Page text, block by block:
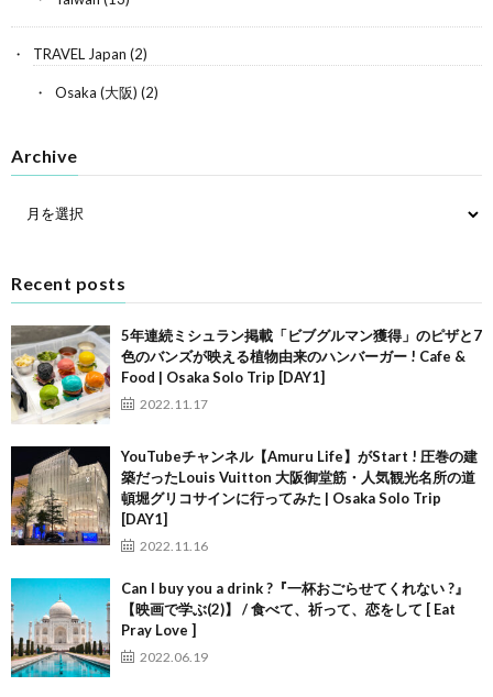
TRAVEL Japan (2)
Osaka (大阪) (2)
Archive
Recent posts
5年連続ミシュラン掲載「ビブグルマン獲得」のピザと7
色のバンズが映える植物由来のハンバーガー ! Cafe &
Food | Osaka Solo Trip [DAY1]
2022.11.17
YouTubeチャンネル【Amuru Life】がStart ! 圧巻の建
築だったLouis Vuitton 大阪御堂筋・人気観光名所の道
頓堀グリコサインに行ってみた | Osaka Solo Trip
[DAY1]
2022.11.16
Can I buy you a drink ?『一杯おごらせてくれない ?』
【映画で学ぶ(2)】 / 食べて、祈って、恋をして [ Eat
Pray Love ]
2022.06.19